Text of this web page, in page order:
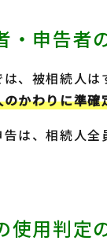
・申告者
、被相続人
かわりに準確
告は、相続人
使用判定